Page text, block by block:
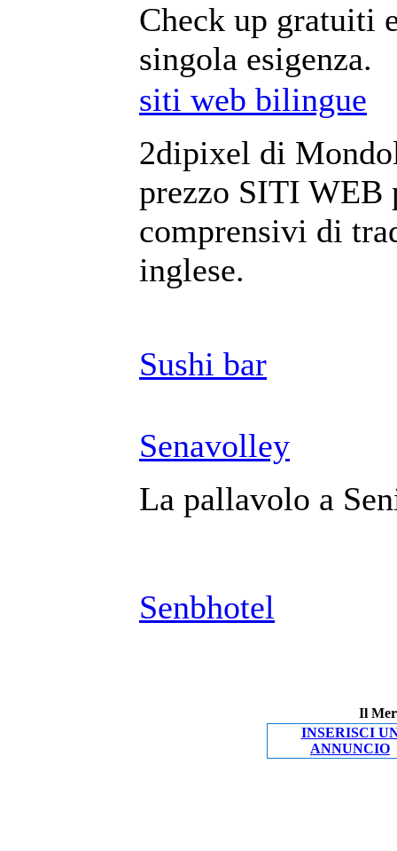
Check up gratuiti
singola esigenza.
siti web bilingue
2dipixel di
prezzo SITI WEB
comprensivi di
inglese.
Sushi bar
Senavolley
La pallavolo a
Senbhotel
Il
INSERISCI
ANNUNCIO